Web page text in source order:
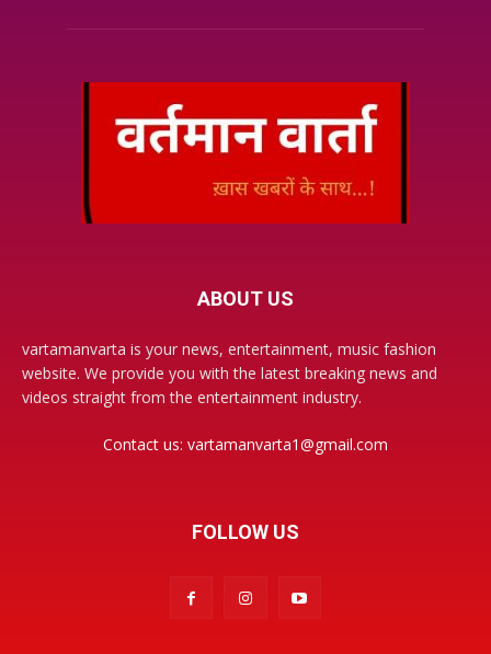
ABOUT US
vartamanvarta is your news, entertainment, music fashion
website. We provide you with the latest breaking news and
videos straight from the entertainment industry.
Contact us: vartamanvarta1@gmail.com
FOLLOW US